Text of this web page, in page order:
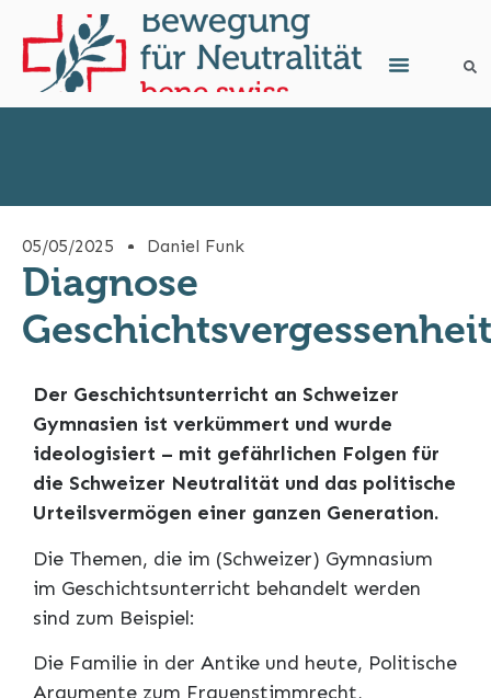
05/05/2025 Daniel Funk
Diagnose
Geschichtsvergessenheit
Der Geschichtsunterricht an Schweizer
Gymnasien ist verkümmert und wurde
ideologisiert – mit gefährlichen Folgen für
die Schweizer Neutralität und das politische
Urteilsvermögen einer ganzen Generation.
Die Themen, die im (Schweizer) Gymnasium
im Geschichtsunterricht behandelt werden
sind zum Beispiel:
Die Familie in der Antike und heute, Politische
Argumente zum Frauenstimmrecht,